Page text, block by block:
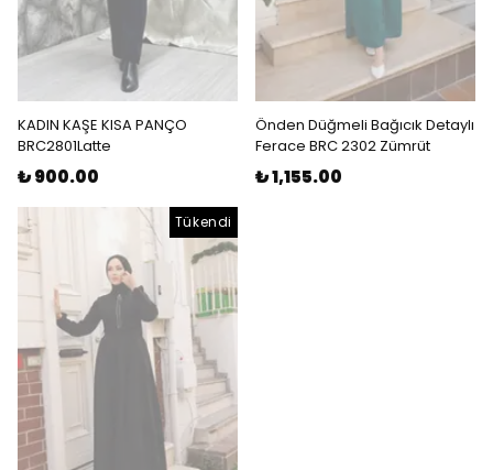
KADIN KAŞE KISA PANÇO
BRC2801Latte
₺ 900.00
Önden Düğmeli Bağıcık Detaylı
Ferace BRC 2302 Zümrüt
₺ 1,155.00
Tükendi